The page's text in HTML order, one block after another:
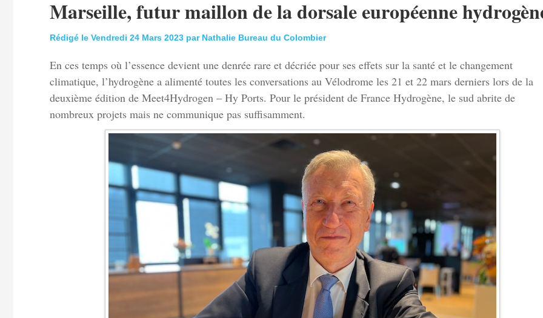
​Marseille, futur maillon de la dorsale européenne
Rédigé le Vendredi 24 Mars 2023 par Nathalie Bureau du Colombier
En ces temps où l’essence devient une denrée rare et décriée pour ses effets sur la santé et le changement
climatique, l’hydrogène a alimenté toutes les conversations au Vélodrome les 21 et 22 mars derniers lors de la
deuxième édition de Meet4Hydrogen – Hy Ports. Pour le président de France Hydrogène, le sud abrite de
nombreux projets mais ne communique pas suffisamment.